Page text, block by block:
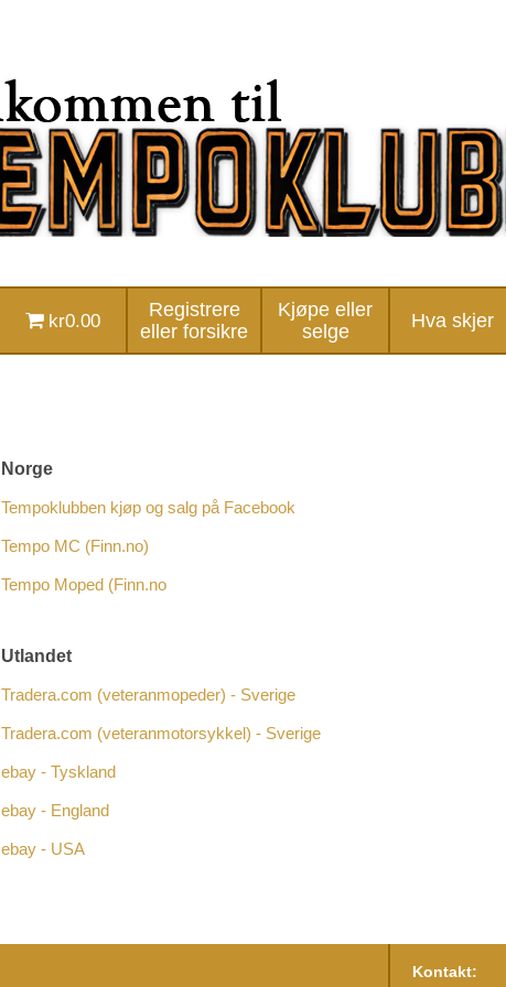
kr0.00
Registrere
eller forsikre
Kjøpe eller
selge
Hva skjer
Norge
Tempoklubben kjøp og salg på Facebook
Tempo MC (Finn.no)
Tempo Moped (Finn.no
Utlandet
Tradera.com (veteranmopeder) - Sverige
Tradera.com (veteranmotorsykkel) - Sverige
ebay - Tyskland
ebay - England
ebay - USA
Kontakt: